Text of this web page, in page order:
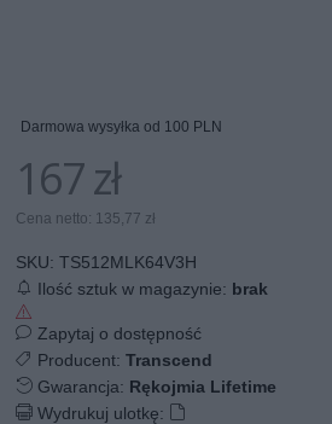
Darmowa wysyłka od 100 PLN
167 zł
Cena netto: 135,77 zł
SKU:TS512MLK64V3H
Ilość sztuk w magazynie: brak
Zapytaj o dostępność
Producent:Transcend
Gwarancja: Rękojmia Lifetime
Wydrukuj ulotkę: